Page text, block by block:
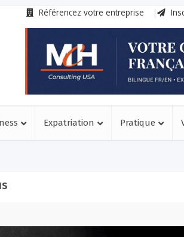
Référencez votre entreprise
Expatriation Pratique